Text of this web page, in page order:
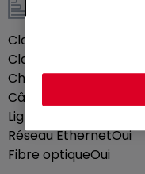
Classe énergétique
Classe d'isolation
Chauffage au gazOui
Câble coaxial
Ligne téléphonique
Réseau EthernetOui
Fibre optiqueOui